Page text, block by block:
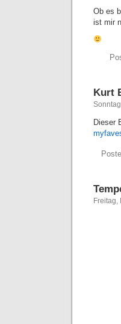
Ob es
ist mir
Kurt
Dieser
Freitag,